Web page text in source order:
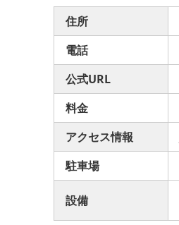
住所
電話
公式URL
料金
アクセス情報
駐車場
設備